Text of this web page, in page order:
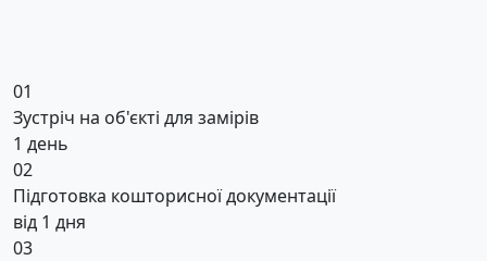
01
Зустріч на об'єкті для замірів
1 день
02
Підготовка кошторисної документації
від 1 дня
03